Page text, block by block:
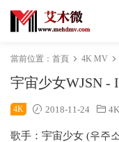
當前位置： 首頁 4K MV
宇宙少女WJSN -
4K 2018-11-24
歌手：宇宙少女 (우주